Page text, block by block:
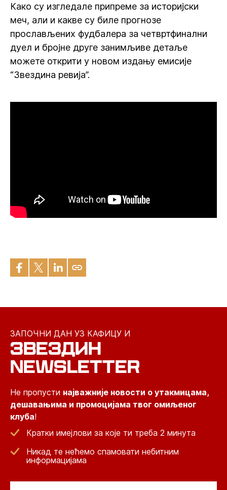
Како су изгледале припреме за историјски
меч, али и какве су биле прогнозе
прослављених фудбалера за четвртфинални
дуел и бројне друге занимљиве детаље
можете открити у новом издању емисије
“Звездина ревија”.
ЗАПОЧНИ ДАН УЗ КАФИЦУ И
ЗВЕЗДИН
NEWSLETTER
Не пропусти најважније новости о утакмицама,
дешавањима и промоцијама твог омиљеног
клуба!
Кратки имејлови за које ти треба 2 минута
Никад те нећемо спамовати небитним
информацијама